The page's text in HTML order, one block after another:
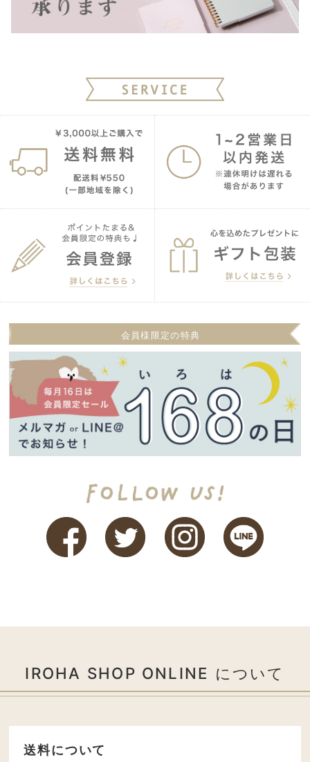
会員様限定の特典
IROHA SHOP ONLINE について
送料について